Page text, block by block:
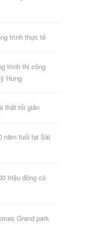
trình thực tế
trình thi công
Hưng
thất tối giản
năm tuổi tại Sài
triệu đồng có
Grand park